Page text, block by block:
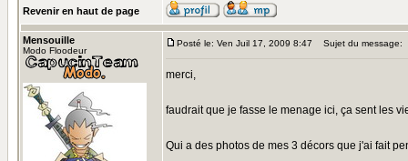
Revenir en haut de page
Mensouille
Modo Floodeur
Posté le: Ven Juil 17, 2009 8:47 Sujet du message:
merci,
faudrait que je fasse le menage ici, ça sent les
Qui a des photos de mes 3 décors que j'ai fait